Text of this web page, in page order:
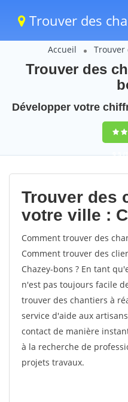
Trouver des
Accueil Trouver
Trouver des
Développer votre
9,5
Trouver des
votre ville :
Comment trouver des
Comment trouver des
Chazey-bons ? En tant
n'est pas toujours facile
trouver des chantiers à
service d'aide aux
contact de manière
à la recherche de
projets travaux.